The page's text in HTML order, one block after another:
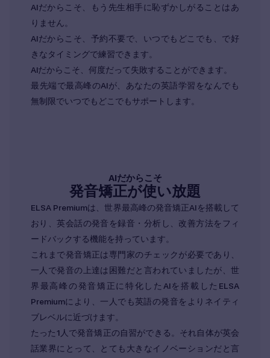
AIだからこそ、もう先生相手に恥ずかしがることはあ
りません。
AIだからこそ、予約不要で、いつでもどこでも、で好
きなタイミングで練習できます。
AIだからこそ、何度だって失敗することができます。
最先端で最高峰のAIが、あなたの英語学習をなんでも
無制限でいつでもどこでもサポートします。
AIだからこそ
発音矯正が使い放題
ELSA Premiumは、世界最高峰の発音矯正AIを搭載して
おり、英会話の発音を録音・分析し、改善方法をフィ
ードバックする機能を持っています。
これまで発音矯正は専門家のチェックが必要であり、
一人で発音の上達は困難だと言われていましたが、世
界最高峰の発音矯正に特化したAIを搭載したELSA
Premiumにより、一人でも英語の発音をよりネイティ
ブレベルに近づけます。
たった1人で発音矯正の自習ができる。それ自体が英会
話業界にとって、とても大きなイノベーションだと言